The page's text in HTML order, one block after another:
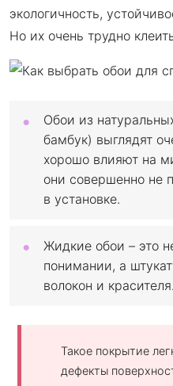
экологичность,
Но их очень трудно
Обои из
бамбук) выглядят
хорошо влияют на
они совершенно не
в установке.
Жидкие обои – это
понимании, а
волокон и красителя.
Такое покрытие
дефекты